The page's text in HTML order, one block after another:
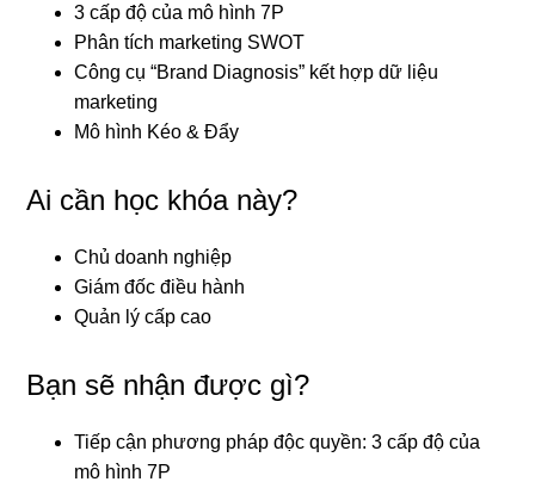
3 cấp độ của mô hình 7P
Phân tích marketing SWOT
Công cụ “Brand Diagnosis” kết hợp dữ liệu
marketing
Mô hình Kéo & Đẩy
Ai cần học khóa này?
Chủ doanh nghiệp
Giám đốc điều hành
Quản lý cấp cao
Bạn sẽ nhận được gì?
Tiếp cận phương pháp độc quyền: 3 cấp độ của
mô hình 7P